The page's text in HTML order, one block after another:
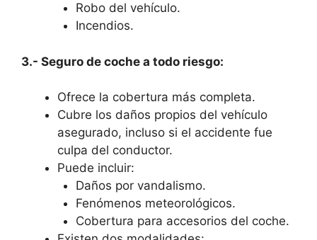
Robo del vehículo.
Incendios.
3.- Seguro de coche a todo riesgo:
Ofrece la cobertura más completa.
Cubre los daños propios del vehículo
asegurado, incluso si el accidente fue
culpa del conductor.
Puede incluir:
Daños por vandalismo.
Fenómenos meteorológicos.
Cobertura para accesorios del coche.